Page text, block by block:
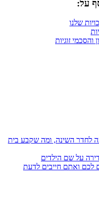
על:
שלנו
זוגיות
לחדר השינה, ומה שקבע בית
על שם הילדים
לכם ואתם חייבים לדעת